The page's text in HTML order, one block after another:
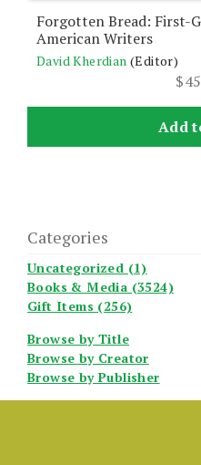
Forgotten Bread: First-
American Writers
David Kherdian (Editor)
$
Add
Categories
Uncategorized (1)
Books & Media (3524)
Gift Items (256)
Browse by Title
Browse by Creator
Browse by Publisher